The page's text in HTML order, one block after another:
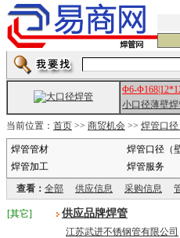
Φ6-
小口径薄壁
当前位置： 首页 >> 商贸机会 >> 焊管口径
焊管管材 焊管口径（
焊管加工
焊管服务
查看： 全部 供应信息 采购信息
[其它] 供应品牌焊管
江苏武进不锈钢管有限公司